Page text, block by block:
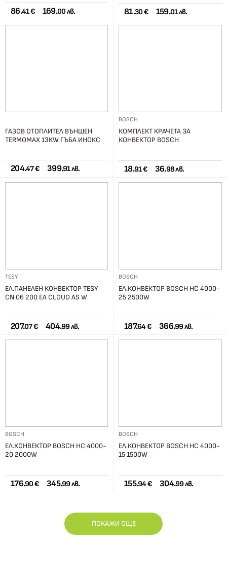
86.41 € 169.00 лв. 81.30 € 159.01 лв.
ГАЗОВ ОТОПЛИТЕЛ ВЪНШЕН
TERMOMAX 13KW ГЪБА ИНОКС
204.47 € 399.91 лв.
BOSCH
КОМПЛЕКТ КРАЧЕТА ЗА
КОНВЕКТОР BOSCH
18.91 € 36.98 лв.
TESY
ЕЛ.ПАНЕЛЕН КОНВЕКТОР TESY
CN 06 200 EA CLOUD AS W
207.07 € 404.99 лв.
BOSCH
ЕЛ.КОНВЕКТОР BOSCH HC 4000-
25 2500W
187.64 € 366.99 лв.
BOSCH
ЕЛ.КОНВЕКТОР BOSCH HC 4000-
20 2000W
176.90 € 345.99 лв.
BOSCH
ЕЛ.КОНВЕКТОР BOSCH HC 4000-
15 1500W
155.94 € 304.99 лв.
ПОКАЖИ ОЩЕ